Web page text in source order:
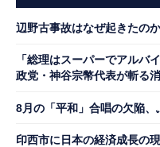
辺野古事故はなぜ起きたのか
「総理はスーパーでアル
政党・神谷宗幣代表が斬る
8月の「平和」合唱の欠陥、
印西市に日本の経済成長の